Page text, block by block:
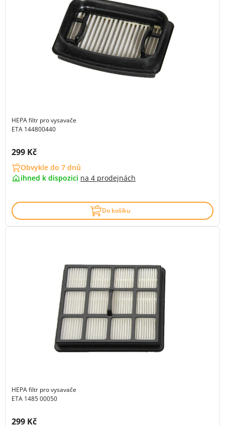
HEPA filtr pro vysavače
ETA 144800440
Cena s DPH:
299 Kč
Obvykle do 7 dnů
ihned k dispozici na 4 prodejnách
Do košíku
HEPA filtr pro vysavače
ETA 1485 00050
Cena s DPH:
299 Kč